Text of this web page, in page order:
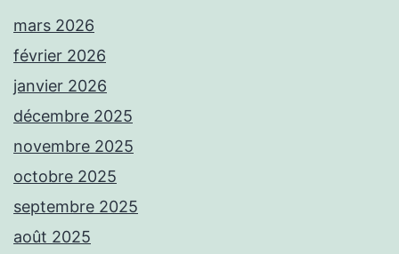
mars 2026
février 2026
janvier 2026
décembre 2025
novembre 2025
octobre 2025
septembre 2025
août 2025